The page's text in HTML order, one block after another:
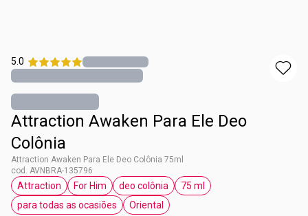
5.0
Attraction Awaken Para Ele Deo
Colônia
Attraction Awaken Para Ele Deo Colônia 75ml
cod. AVNBRA-135796
etiqueta Attraction
Attraction
etiqueta For Him
For Him
etiqueta deo colônia
deo colônia
etiqueta 75 ml
75 ml
etiqueta para todas as ocasiões
para todas as ocasiões
etiqueta Oriental
Oriental